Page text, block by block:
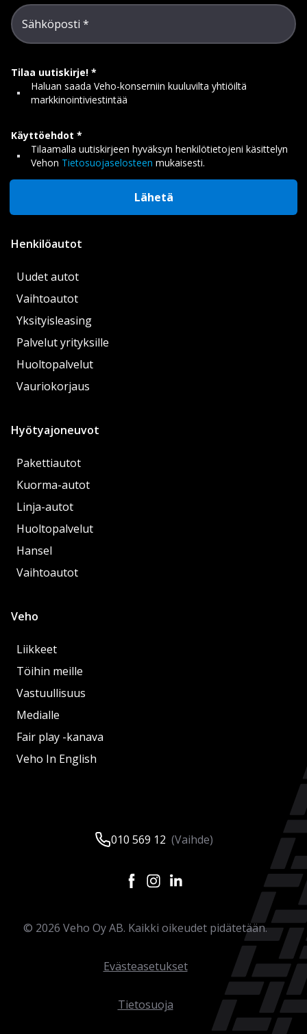
Sähköposti
Tilaa uutiskirje!
Haluan saada Veho-konserniin kuuluvilta yhtiöiltä
markkinointiviestintää
Käyttöehdot
Tilaamalla uutiskirjeen hyväksyn henkilötietojeni käsittelyn
Vehon Tietosuojaselosteen mukaisesti.
Lähetä
Henkilöautot
Uudet autot
Vaihtoautot
Yksityisleasing
Palvelut yrityksille
Huoltopalvelut
Vauriokorjaus
Hyötyajoneuvot
Pakettiautot
Kuorma-autot
Linja-autot
Huoltopalvelut
Hansel
Vaihtoautot
Veho
Liikkeet
Töihin meille
Vastuullisuus
Medialle
Fair play -kanava
Veho In English
010 569 12 (Vaihde)
© 2026 Veho Oy AB. Kaikki oikeudet pidätetään.
Evästeasetukset
Tietosuoja